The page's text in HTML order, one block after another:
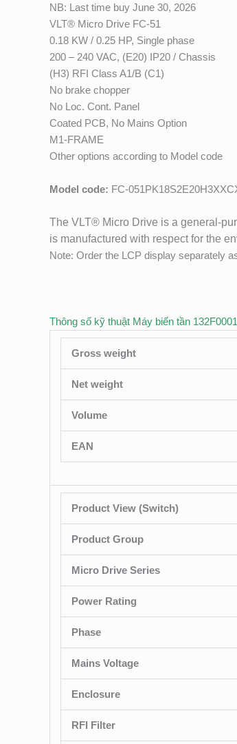
NB: Last time buy June 30, 2026
VLT® Micro Drive FC-51
0.18 KW / 0.25 HP, Single phase
200 – 240 VAC, (E20) IP20 / Chassis
(H3) RFI Class A1/B (C1)
No brake chopper
No Loc. Cont. Panel
Coated PCB, No Mains Option
M1-FRAME
Other options according to Model code
Model code: FC-
The VLT® Micro Drive is a general-
is manufactured with respect for the
Note: Order the LCP display separately
Thông số kỹ thuật Máy biến tần 132F0001
Gross weight
Net weight
Volume
EAN
Product View (Switch)
Product Group
Micro Drive Series
Power Rating
Phase
Mains Voltage
Enclosure
RFI Filter